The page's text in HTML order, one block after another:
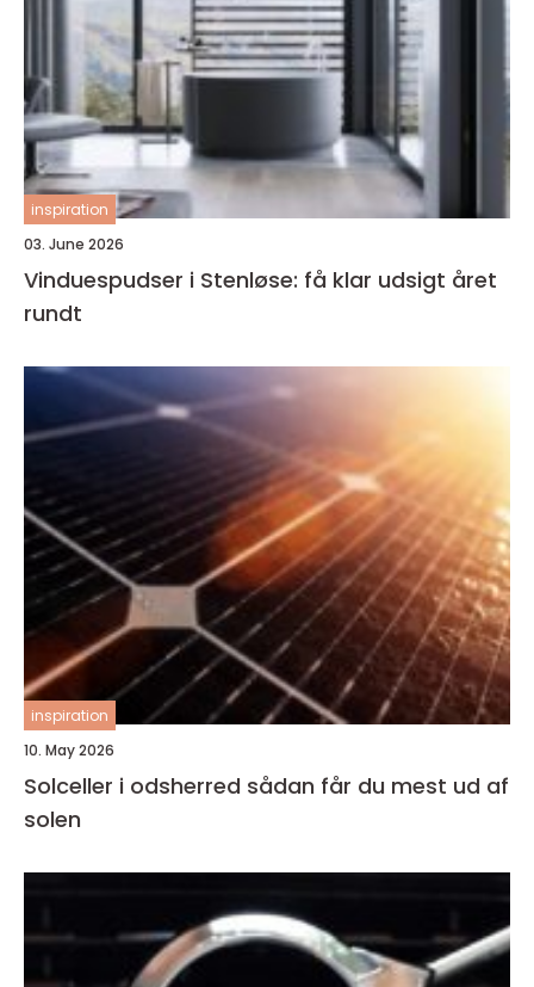
inspiration
03. June 2026
Vinduespudser i Stenløse: få klar udsigt året
rundt
inspiration
10. May 2026
Solceller i odsherred sådan får du mest ud af
solen